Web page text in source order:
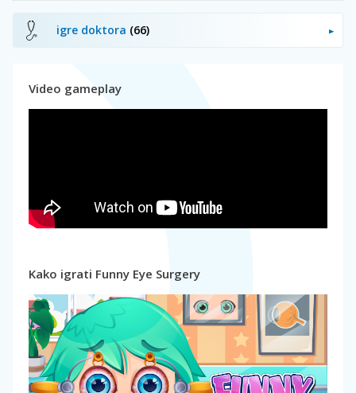
igre doktora (66)
Video gameplay
Kako igrati Funny Eye Surgery